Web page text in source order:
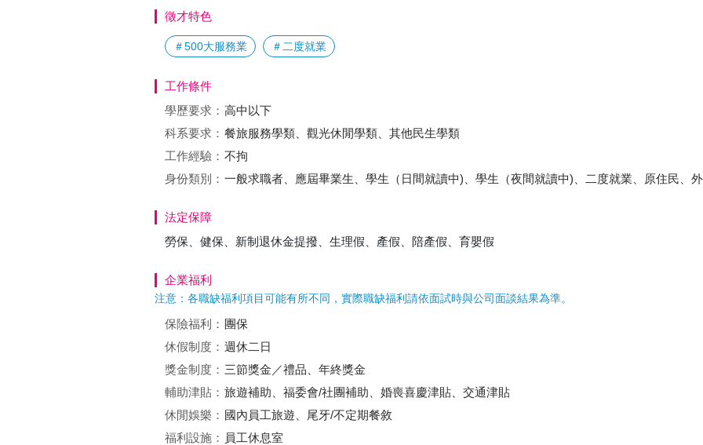
徵才特色
＃500大服務業 ＃二度就業
工作條件
學歷要求： 高中以下
科系要求： 餐旅服務學類、觀光休閒學類、其他民生學類
工作經驗： 不拘
身份類別： 一般求職者、應屆畢業生、學生（日間就讀中)、學生（夜間就讀中)、二度就業、原住民、
法定保障
勞保、健保、新制退休金提撥、生理假、產假、陪產假、育嬰假
企業福利
注意：各職缺福利項目可能有所不同，實際職缺福利請依面試時與公司面談結果為準。
保險福利： 團保
休假制度： 週休二日
獎金制度： 三節獎金／禮品、年終獎金
輔助津貼： 旅遊補助、福委會/社團補助、婚喪喜慶津貼、交通津貼
休閒娛樂： 國內員工旅遊、尾牙/不定期餐敘
福利設施： 員工休息室